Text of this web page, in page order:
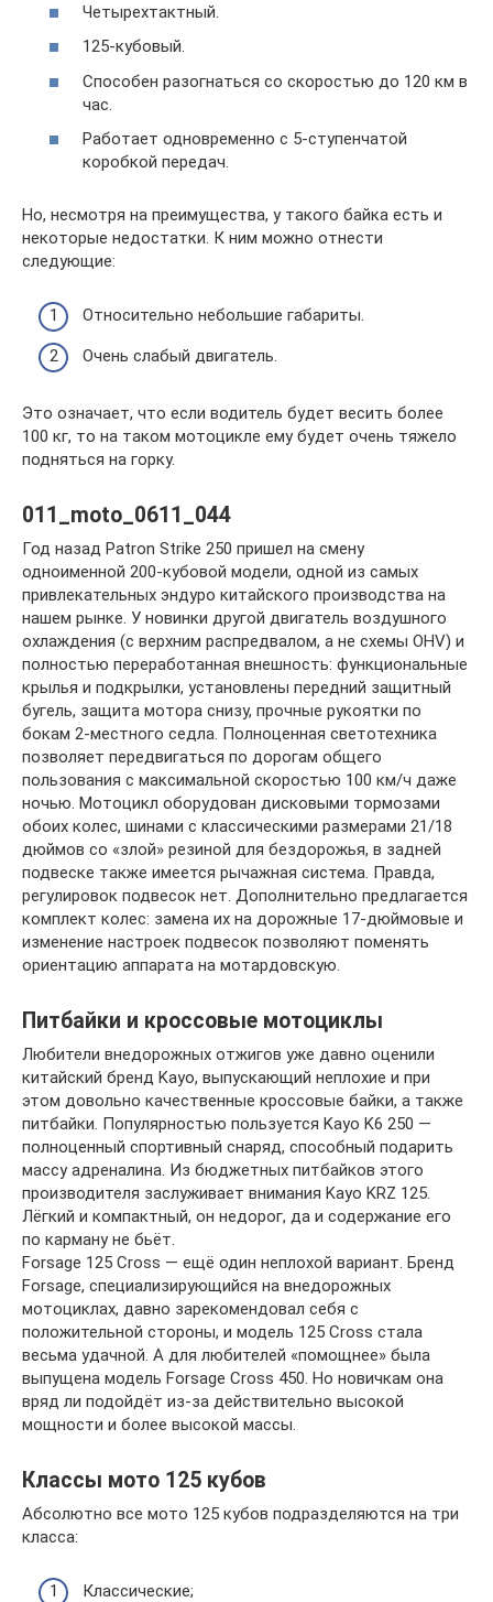
Четырехтактный.
125-кубовый.
Способен разогнаться со скоростью до 120 км в
час.
Работает одновременно с 5-ступенчатой
коробкой передач.
Но, несмотря на преимущества, у такого байка есть и
некоторые недостатки. К ним можно отнести
следующие:
Относительно небольшие габариты.
Очень слабый двигатель.
Это означает, что если водитель будет весить более
100 кг, то на таком мотоцикле ему будет очень тяжело
подняться на горку.
011_moto_0611_044
Год назад Patron Strike 250 пришел на смену
одноименной 200-кубовой модели, одной из самых
привлекательных эндуро китайского производства на
нашем рынке. У новинки другой двигатель воздушного
охлаждения (с верхним распредвалом, а не схемы OHV) и
полностью переработанная внешность: функциональные
крылья и подкрылки, установлены передний защитный
бугель, защита мотора снизу, прочные рукоятки по
бокам 2-местного седла. Полноценная светотехника
позволяет передвигаться по дорогам общего
пользования с максимальной скоростью 100 км/ч даже
ночью. Мотоцикл оборудован дисковыми тормозами
обоих колес, шинами с классическими размерами 21/18
дюймов со «злой» резиной для бездорожья, в задней
подвеске также имеется рычажная система. Правда,
регулировок подвесок нет. Дополнительно предлагается
комплект колес: замена их на дорожные 17-дюймовые и
изменение настроек подвесок позволяют поменять
ориентацию аппарата на мотардовскую.
Питбайки и кроссовые мотоциклы
Любители внедорожных отжигов уже давно оценили
китайский бренд Kayo, выпускающий неплохие и при
этом довольно качественные кроссовые байки, а также
питбайки. Популярностью пользуется Kayo K6 250 —
полноценный спортивный снаряд, способный подарить
массу адреналина. Из бюджетных питбайков этого
производителя заслуживает внимания Kayo KRZ 125.
Лёгкий и компактный, он недорог, да и содержание его
по карману не бьёт.
Forsage 125 Cross — ещё один неплохой вариант. Бренд
Forsage, специализирующийся на внедорожных
мотоциклах, давно зарекомендовал себя с
положительной стороны, и модель 125 Cross стала
весьма удачной. А для любителей «помощнее» была
выпущена модель Forsage Cross 450. Но новичкам она
вряд ли подойдёт из-за действительно высокой
мощности и более высокой массы.
Классы мото 125 кубов
Абсолютно все мото 125 кубов подразделяются на три
класса:
Классические;